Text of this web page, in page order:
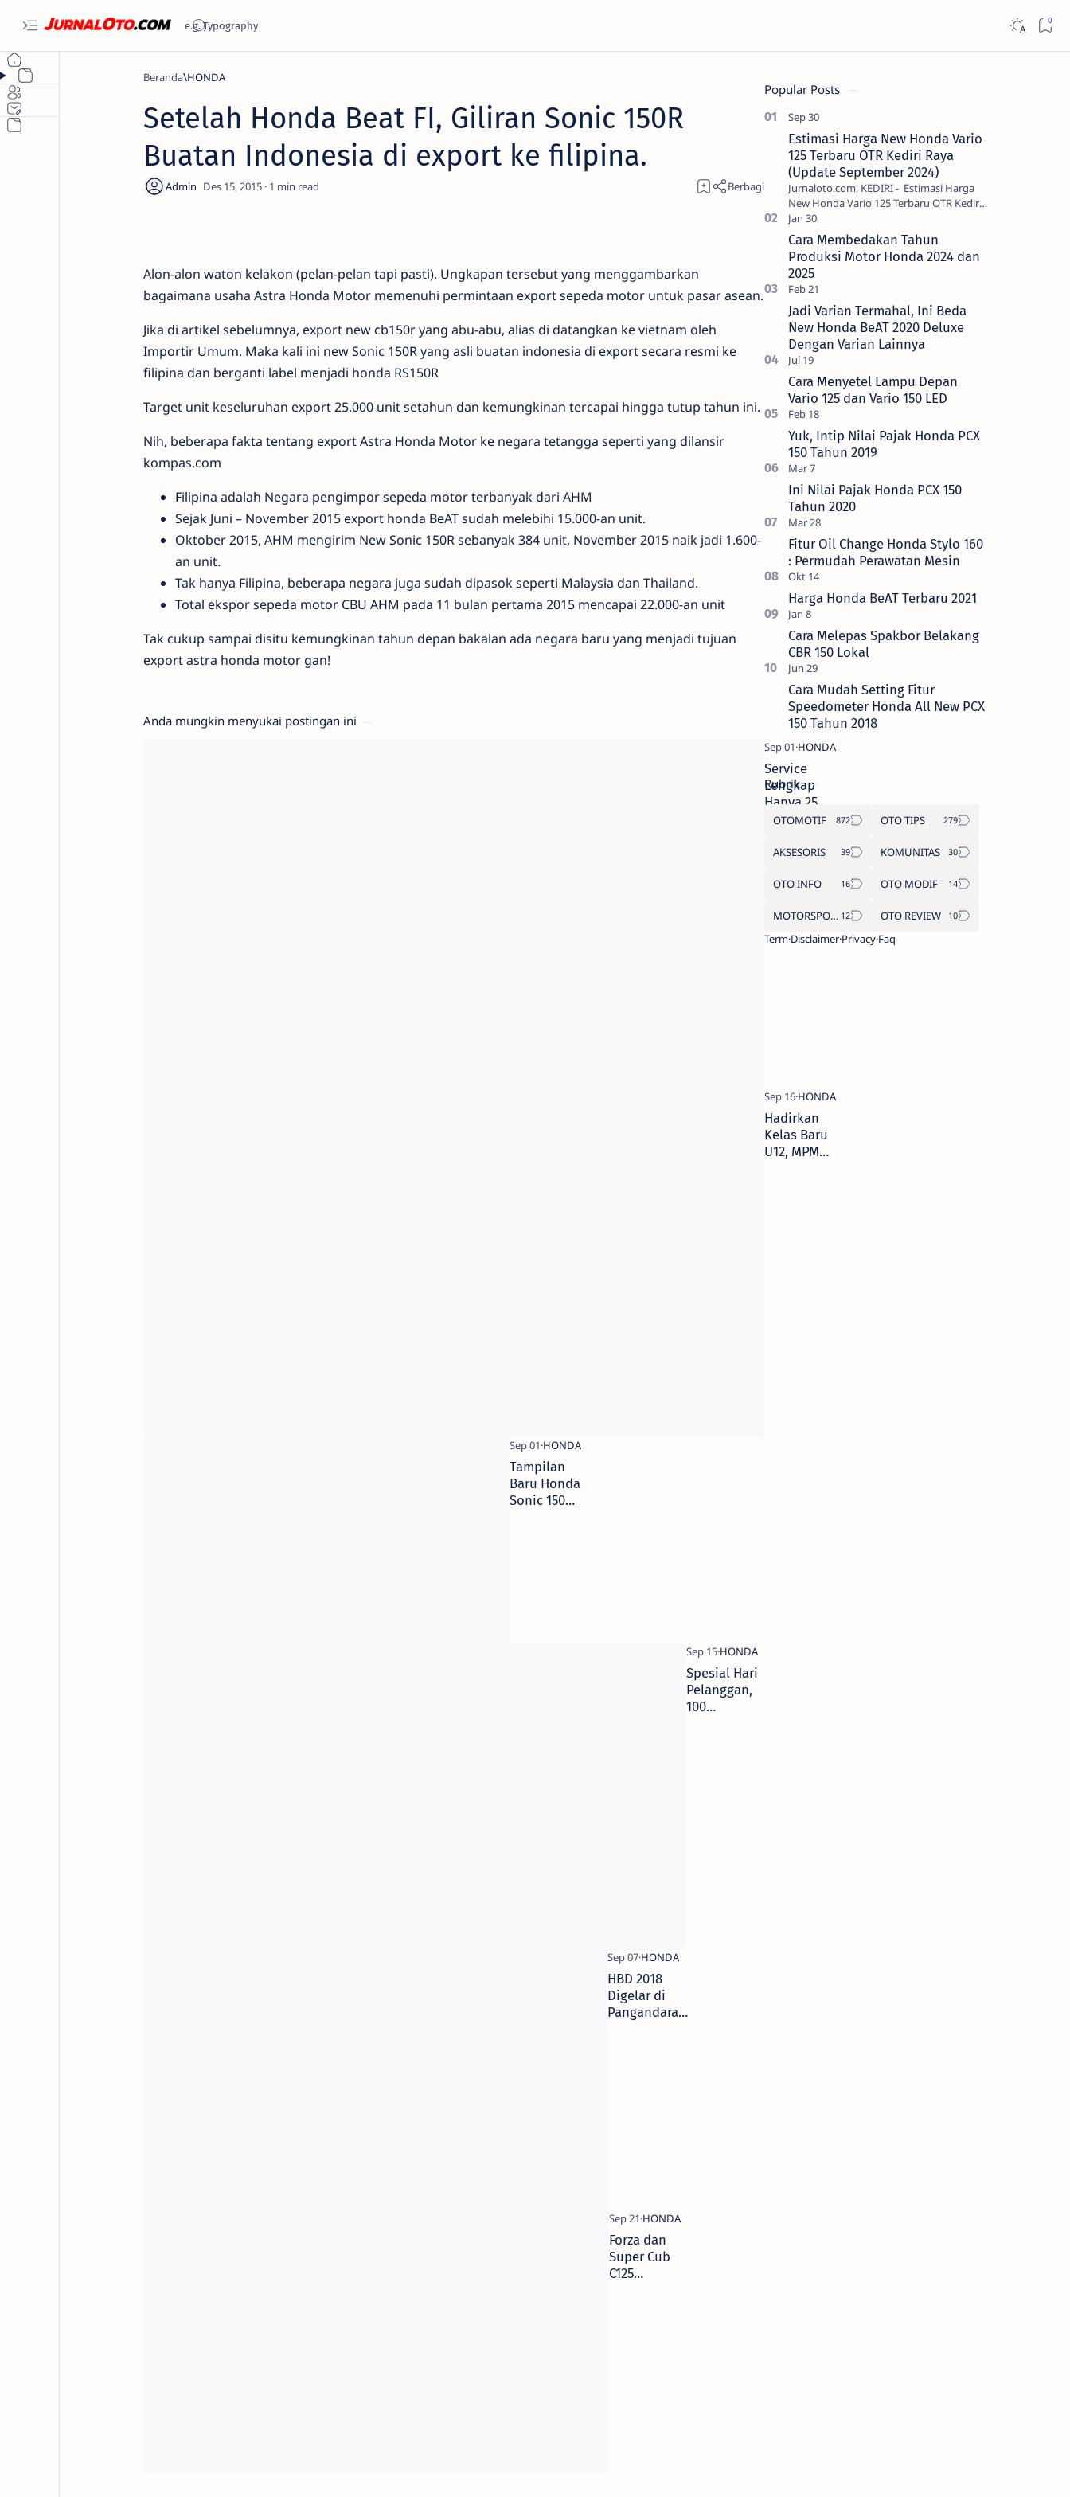
Beranda HONDA
Setelah Honda Beat FI, Giliran Sonic 150R
Buatan Indonesia di export ke filipina.
1
Alon-alon waton kelakon (pelan-pelan tapi pasti). Ungkapan tersebut yang menggambarkan
bagaimana usaha Astra Honda Motor memenuhi permintaan export sepeda motor untuk pasar asean.
Jika di artikel sebelumnya, export new cb150r yang abu-abu, alias di datangkan ke vietnam oleh
Importir Umum. Maka kali ini new Sonic 150R yang asli buatan indonesia di export secara resmi ke
filipina dan berganti label menjadi honda RS150R
Target unit keseluruhan export 25.000 unit setahun dan kemungkinan tercapai hingga tutup tahun ini.
Nih, beberapa fakta tentang export Astra Honda Motor ke negara tetangga seperti yang dilansir
kompas.com
Filipina adalah Negara pengimpor sepeda motor terbanyak dari AHM
Sejak Juni – November 2015 export honda BeAT sudah melebihi 15.000-an unit.
Oktober 2015, AHM mengirim New Sonic 150R sebanyak 384 unit, November 2015 naik jadi 1.600-
an unit.
Tak hanya Filipina, beberapa negara juga sudah dipasok seperti Malaysia dan Thailand.
Total ekspor sepeda motor CBU AHM pada 11 bulan pertama 2015 mencapai 22.000-an unit
Tak cukup sampai disitu kemungkinan tahun depan bakalan ada negara baru yang menjadi tujuan
export astra honda motor gan!
Anda mungkin menyukai postingan ini
Service
Lengkap
Hanya 25
Ribu?? Yuk,
Lengkap
Show
2018 Berikut
Ini.
Hadirkan
Kelas Baru
U12, MPM
Tampilan
Baru Honda
Sonic 150R
Spesial Hari
Pelanggan,
100
HBD 2018
Digelar di
Pangandaran,
Forza dan
Super Cub
C125
Popular Posts
Estimasi Harga New Honda Vario
125 Terbaru OTR Kediri Raya
(Update September 2024)
Jurnaloto.com, KEDIRI - Estimasi Harga
New Honda Vario 125 Terbaru OTR Kediri
Raya (Update September 2024) Brosis
sekalian, PT Astra Honda Motor (AH…
Cara Membedakan Tahun
Produksi Motor Honda 2024 dan
2025
Jadi Varian Termahal, Ini Beda
New Honda BeAT 2020 Deluxe
Dengan Varian Lainnya
Cara Menyetel Lampu Depan
Vario 125 dan Vario 150 LED
Yuk, Intip Nilai Pajak Honda PCX
150 Tahun 2019
Ini Nilai Pajak Honda PCX 150
Tahun 2020
Fitur Oil Change Honda Stylo 160
: Permudah Perawatan Mesin
Harga Honda BeAT Terbaru 2021
Cara Melepas Spakbor Belakang
CBR 150 Lokal
Cara Mudah Setting Fitur
Speedometer Honda All New PCX
150 Tahun 2018
Rubrik
OTOMOTIF OTO TIPS
AKSESORIS KOMUNITAS
OTO INFO OTO MODIF
MOTORSPORT
OTO REVIEW
TermDisclaimerPrivacyFaq